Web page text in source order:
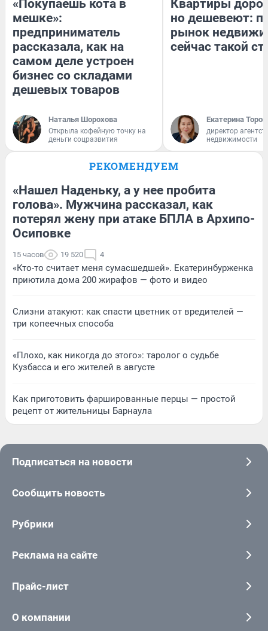
«Покупаешь кота в
мешке»:
предприниматель
рассказала, как на
самом деле устроен
бизнес со складами
дешевых товаров
Наталья Шорохова
Открыла кофейную точку на
деньги соцразвития
Квартиры
но дешевеют:
рынок
сейчас такой
Екатерина
директор
недвижимости
РЕКОМЕНДУЕМ
«Нашел Наденьку, а у нее пробита
голова». Мужчина рассказал, как
потерял жену при атаке БПЛА в Архипо-
Осиповке
15 часов 19 520 4
«Кто-то считает меня сумасшедшей». Екатеринбурженка
приютила дома 200 жирафов — фото и видео
Слизни атакуют: как спасти цветник от вредителей —
три копеечных способа
«Плохо, как никогда до этого»: таролог о судьбе
Кузбасса и его жителей в августе
Как приготовить фаршированные перцы — простой
рецепт от жительницы Барнаула
Подписаться на новости
Сообщить новость
Рубрики
Реклама на сайте
Прайс-лист
О компании